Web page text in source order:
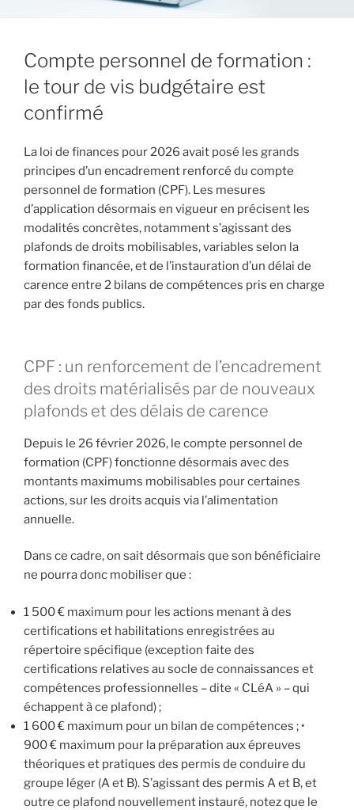
Compte personnel de formation :
le tour de vis budgétaire est
confirmé
La loi de finances pour 2026 avait posé les grands
principes d’un encadrement renforcé du compte
personnel de formation (CPF). Les mesures
d’application désormais en vigueur en précisent les
modalités concrètes, notamment s’agissant des
plafonds de droits mobilisables, variables selon la
formation financée, et de l’instauration d’un délai de
carence entre 2 bilans de compétences pris en charge
par des fonds publics.
CPF : un renforcement de l’encadrement
des droits matérialisés par de nouveaux
plafonds et des délais de carence
Depuis le 26 février 2026, le compte personnel de
formation (CPF) fonctionne désormais avec des
montants maximums mobilisables pour certaines
actions, sur les droits acquis via l’alimentation
annuelle.
Dans ce cadre, on sait désormais que son bénéficiaire
ne pourra donc mobiliser que :
1 500 € maximum pour les actions menant à des
certifications et habilitations enregistrées au
répertoire spécifique (exception faite des
certifications relatives au socle de connaissances et
compétences professionnelles – dite « CLéA » – qui
échappent à ce plafond) ;
1 600 € maximum pour un bilan de compétences ; •
900 € maximum pour la préparation aux épreuves
théoriques et pratiques des permis de conduire du
groupe léger (A et B). S’agissant des permis A et B, et
outre ce plafond nouvellement instauré, notez que le